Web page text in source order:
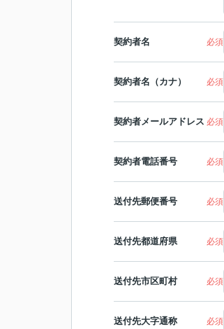
契約者名 必須
契約者名（カナ） 必須
契約者メールアドレス 必須
契約者電話番号 必須
送付先郵便番号 必須
送付先都道府県 必須
送付先市区町村 必須
送付先大字通称 必須